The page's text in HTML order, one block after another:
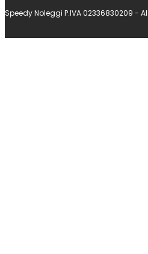
Speedy Noleggi P.IVA 02336830209 -